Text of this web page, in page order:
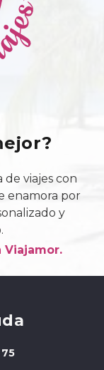
de viajes con
enamora por
y
Viajamor.
75